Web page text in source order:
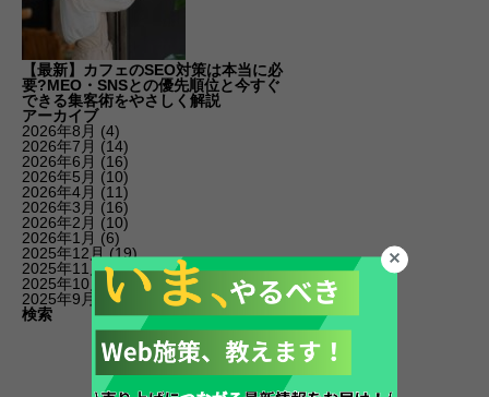
【最新】カフェのSEO対策は本当に必
要?MEO・SNSとの優先順位と今すぐ
できる集客術をやさしく解説
アーカイブ
2026年8月 (4)
2026年7月 (14)
2026年6月 (16)
2026年5月 (10)
2026年4月 (11)
2026年3月 (16)
2026年2月 (10)
2026年1月 (6)
2025年12月(19)
2025年11月(14)
2025年10月
(11)
2025年9月
(20)
検索